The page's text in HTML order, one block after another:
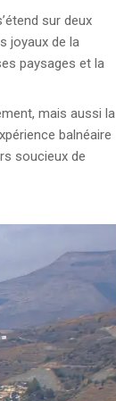
sur deux
joyaux de la
paysages et la
mais aussi la
balnéaire
soucieux de